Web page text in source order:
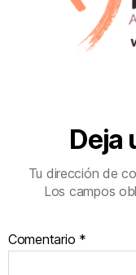
Deja
Tu dirección de
Los campos
Comentario *